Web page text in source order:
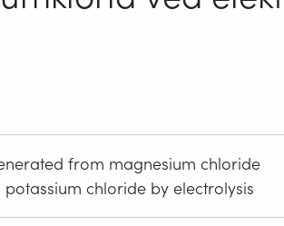
from magnesium chloride
chloride by electrolysis